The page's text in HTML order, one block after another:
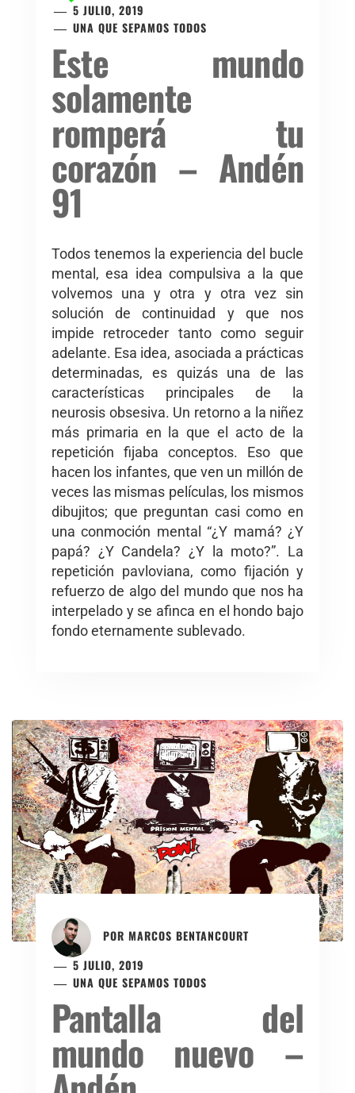
5 JULIO, 2019
UNA QUE SEPAMOS TODOS
Este mundo
solamente
romperá tu
corazón – Andén
91
Todos tenemos la experiencia del bucle
mental, esa idea compulsiva a la que
volvemos una y otra y otra vez sin
solución de continuidad y que nos
impide retroceder tanto como seguir
adelante. Esa idea, asociada a prácticas
determinadas, es quizás una de las
características principales de la
neurosis obsesiva. Un retorno a la niñez
más primaria en la que el acto de la
repetición fijaba conceptos. Eso que
hacen los infantes, que ven un millón de
veces las mismas películas, los mismos
dibujitos; que preguntan casi como en
una conmoción mental “¿Y mamá? ¿Y
papá? ¿Y Candela? ¿Y la moto?”. La
repetición pavloviana, como fijación y
refuerzo de algo del mundo que nos ha
interpelado y se afinca en el hondo bajo
fondo eternamente sublevado.
POR MARCOS BENTANCOURT
5 JULIO, 2019
UNA QUE SEPAMOS TODOS
Pantalla del
mundo nuevo –